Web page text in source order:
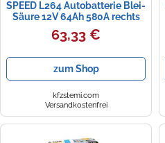
SPEED L264 Autobatterie Blei-
Säure 12V 64Ah 580A rechts
242x175x190 mm
63,33 €
zum Shop
kfzstemi.com
Versandkostenfrei